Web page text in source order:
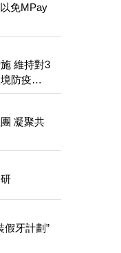
免MPay
維持對3
防疫措
凝聚共
假牙計劃”